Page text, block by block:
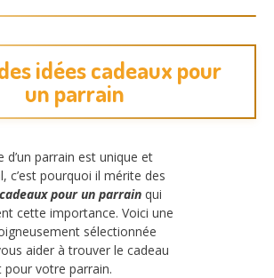
idées cadeaux pour
un parrain
d’un parrain est unique et
c’est pourquoi il mérite des
pour un parrain qui
cette importance. Voici une
sélectionnée
aider à trouver le cadeau
pour votre parrain.